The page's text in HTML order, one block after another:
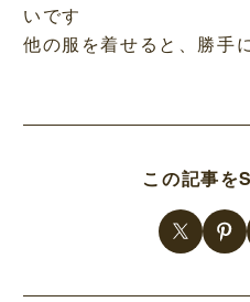
いです
他の服を着せると、勝手
この記事を